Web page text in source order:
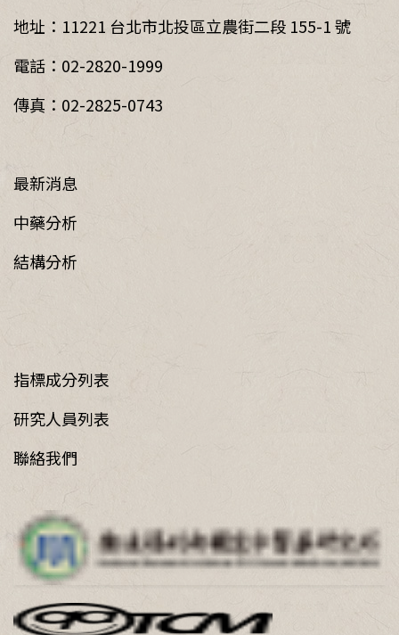
地址：11221 台北市北投區立農街二段 155-1 號
電話：02-2820-1999
傳真：02-2825-0743
最新消息
中藥分析
結構分析
指標成分列表
研究人員列表
聯絡我們